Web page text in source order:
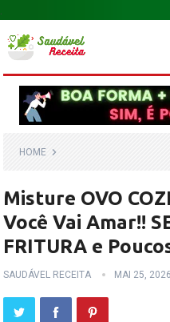
.
HOME
Misture OVO
Você Vai Amar!!
FRITURA e
SAUDÁVEL RECEITA MAI 25, 2026